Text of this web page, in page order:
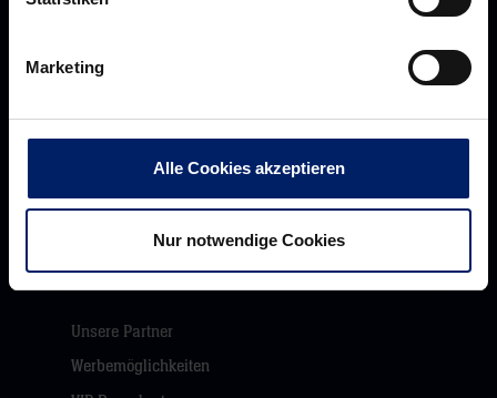
Marketing
Alle Cookies akzeptieren
Nur notwendige Cookies
Historie
Jobs
Unsere Partner
Werbemöglichkeiten